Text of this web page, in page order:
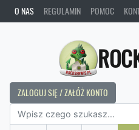
O NAS REGULAMIN POMOC
ZALOGUJ SIĘ / ZAŁÓŻ KONTO